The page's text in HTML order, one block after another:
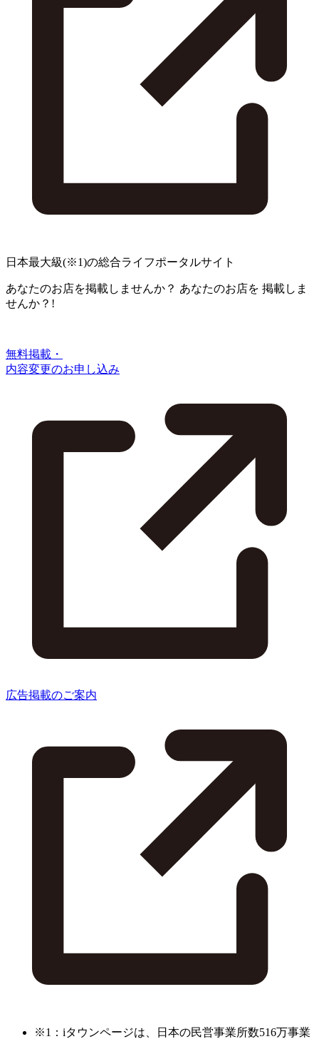
日本最大級(※1)の総合ライフポータルサイト
あなたのお店を掲載しませんか？ あなたのお店を 掲載しま
せんか？!
無料掲載・
内容変更のお申し込み
広告掲載のご案内
※1：iタウンページは、日本の民営事業所数516万事業